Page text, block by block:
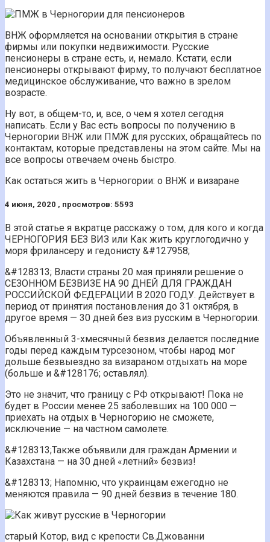
ВНЖ оформляется на основании открытия в стране
фирмы или покупки недвижимости. Русские
пенсионеры в стране есть, и, немало. Кстати, если
пенсионеры открывают фирму, то получают бесплатное
медицинское обслуживание, что важно в зрелом
возрасте.
Ну вот, в общем-то, и, все, о чем я хотел сегодня
написать. Если у Вас есть вопросы по получению в
Черногории ВНЖ или ПМЖ для русских, обращайтесь по
контактам, которые представлены на этом сайте. Мы на
все вопросы отвечаем очень быстро.
Как остаться жить в Черногории: о ВНЖ и визаране
4 июня, 2020 , просмотров: 5593
В этой статье я вкратце расскажу о том, для кого и когда
ЧЕРНОГОРИЯ БЕЗ ВИЗ или Как жить круглогодично у
моря фрилансеру и гедонисту &#127958;
&#128313;️ Власти страны 20 мая приняли решение о
СЕЗОННОМ БЕЗВИЗЕ НА 90 ДНЕЙ ДЛЯ ГРАЖДАН
РОССИЙСКОЙ ФЕДЕРАЦИИ В 2020 ГОДУ. Действует в
период от принятия постановления до 31 октября, в
другое время — 30 дней без виз русским в Черногории.
Объявленный 3-хмесячный безвиз делается последние
годы перед каждым турсезоном, чтобы народ мог
дольше безвыездно за визараном отдыхать на море
(больше и &#128176; оставлял).
Это не значит, что границу с РФ открывают! Пока не
будет в России менее 25 заболевших на 100 000 —
приехать на отдых в Черногорию не сможете,
исключение — на частном самолете.
&#128313;️Также объявили для граждан Армении и
Казахстана — на 30 дней «летний» безвиз!
&#128313;️ Напомню, что украинцам ежегодно не
меняются правила — 90 дней безвиз в течение 180.
старый Котор, вид с крепости Св.Джованни